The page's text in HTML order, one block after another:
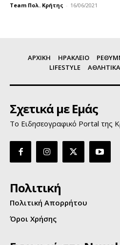
Team Πολ. Κρήτης - 16/06/2021
ΑΡΧΙΚΗ ΗΡΑΚΛΕΙΟ
LIFESTYLE
ΑΘΛΗΤΙΚΑ
Σχετικά με Εμάς
Το Ειδησεογραφικό Portal της
Πολιτική
Πολιτική Απορρήτου
Όροι Χρήσης